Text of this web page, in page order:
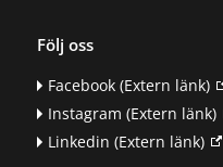
Följ oss
Facebook(Extern länk)
Instagram (Extern länk)
Linkedin (Extern länk)